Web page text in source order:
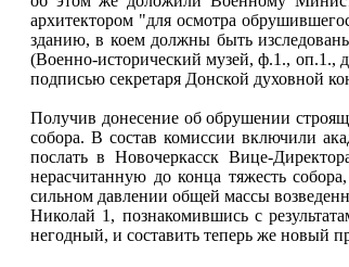
архитектором "для осмотра
зданию, в коем должны быть
(Военно-исторический музей, ф.1., оп.1.,
подписью секретаря Донской духовной
Получив донесение об обрушении
собора. В состав комиссии включили
послать в Новочеркасск Вице-
нерасчитанную до конца тяжесть
сильном давлении общей массы
Николай 1, познакомившись с
негодный, и составить теперь же новый